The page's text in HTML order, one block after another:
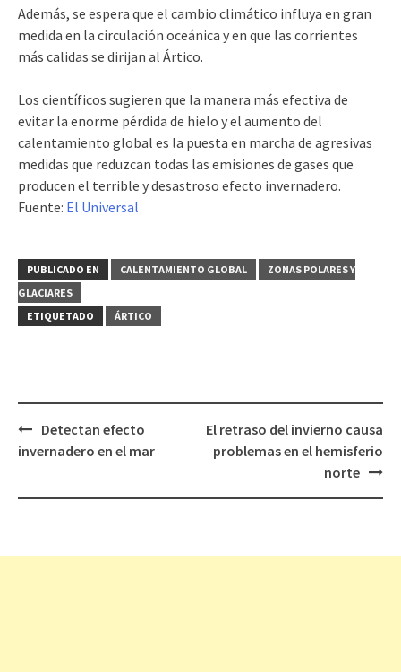
Además, se espera que el cambio climático influya en gran
medida en la circulación oceánica y en que las corrientes
más calidas se dirijan al Ártico.
Los científicos sugieren que la manera más efectiva de
evitar la enorme pérdida de hielo y el aumento del
calentamiento global es la puesta en marcha de agresivas
medidas que reduzcan todas las emisiones de gases que
producen el terrible y desastroso efecto invernadero.
Fuente: El Universal
PUBLICADO EN CALENTAMIENTO GLOBAL
ZONAS POLARES Y
GLACIARES
ETIQUETADO
ÁRTICO
Navegación
Detectan efecto
invernadero en el mar
El retraso del invierno causa
problemas en el hemisferio
norte